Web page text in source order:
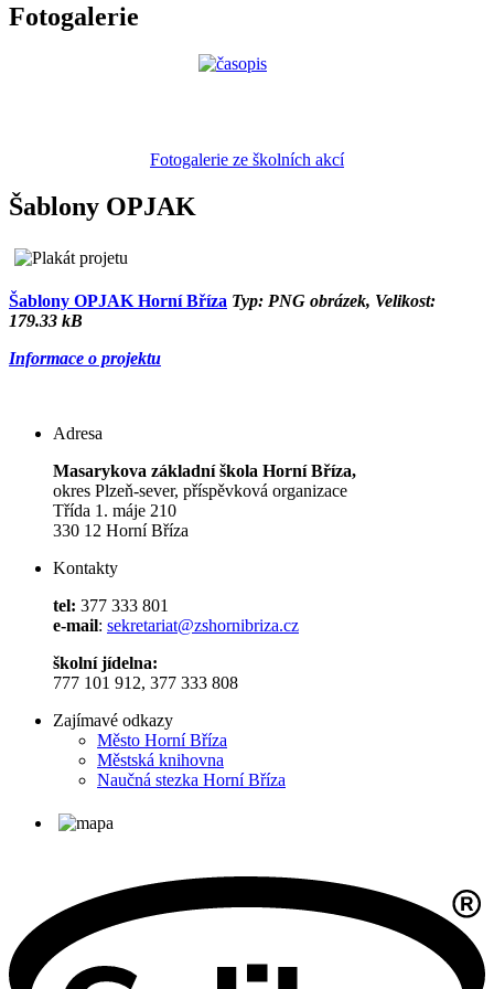
Fotogalerie
Fotogalerie ze školních akcí
Šablony OPJAK
Šablony OPJAK Horní Bříza Typ: PNG obrázek, Velikost:
179.33 kB
Informace o projektu
Adresa
Masarykova základní škola Horní Bříza,
okres Plzeň-sever, příspěvková organizace
Třída 1. máje 210
330 12 Horní Bříza
Kontakty
tel: 377 333 801
e-mail: sekretariat@zshornibriza.cz
školní jídelna:
777 101 912, 377 333 808
Zajímavé odkazy
Město Horní Bříza
Městská knihovna
Naučná stezka Horní Bříza